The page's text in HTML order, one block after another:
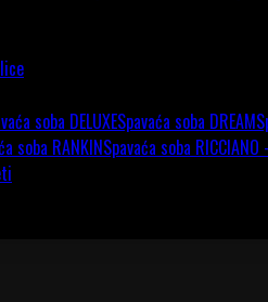
soba DELUXESpavaća soba DREAM
soba RANKINSpavaća soba